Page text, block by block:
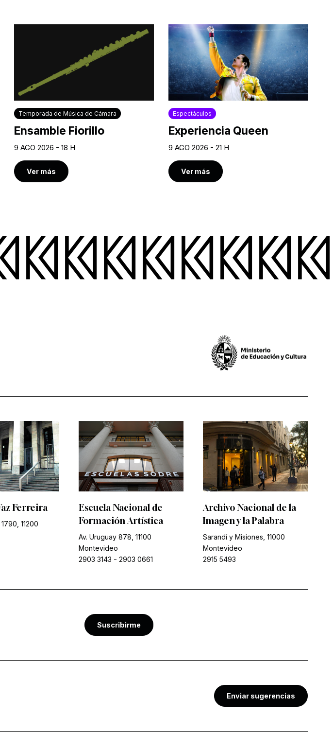
Temporada de Música de Cámara
Ensamble Fiorillo
9 AGO 2026 - 18 H
Ver más
Espectáculos
Experiencia Queen
9 AGO 2026 - 21 H
Ver más
Ferreira
11200
Escuela Nacional de
Formación Artística
Av. Uruguay 878, 11100
Montevideo
2903 3143 - 2903 0661
Archivo Nacional de la
Imagen y la Palabra
Sarandí y Misiones, 11000
Montevideo
2915 5493
Suscribirme
Enviar sugerencias